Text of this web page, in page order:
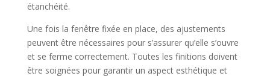
étanchéité.
Une fois la fenêtre fixée en place, des ajustements
peuvent être nécessaires pour s’assurer qu’elle s’ouvre
et se ferme correctement. Toutes les finitions doivent
être soignées pour garantir un aspect esthétique et